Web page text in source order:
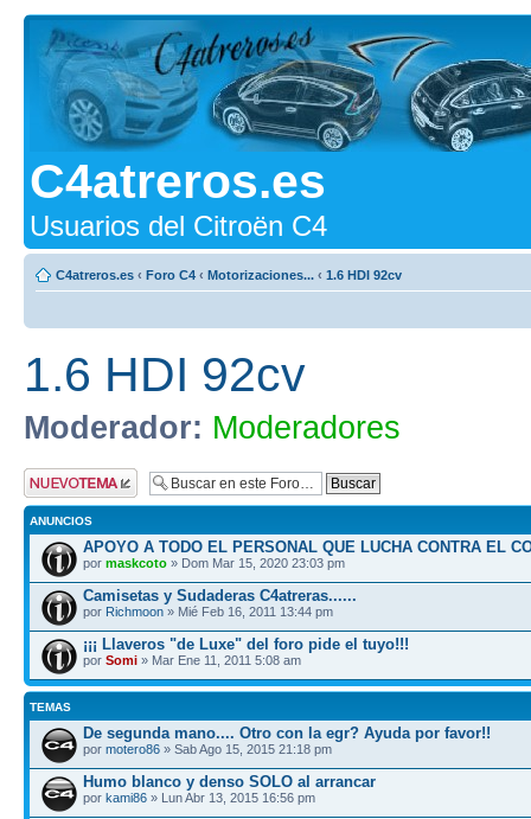
C4atreros.es
Usuarios del Citroën C4
C4atreros.es ‹ Foro C4 ‹ Motorizaciones... ‹ 1.6 HDI 92cv
1.6 HDI 92cv
Moderador: Moderadores
Publicar un nuevo
tema
ANUNCIOS
APOYO A TODO EL PERSONAL QUE LUCHA CONTRA EL
por maskcoto » Dom Mar 15, 2020 23:03 pm
Camisetas y Sudaderas C4atreras......
por Richmoon » Mié Feb 16, 2011 13:44 pm
¡¡¡ Llaveros "de Luxe" del foro pide el tuyo!!!
por Somi » Mar Ene 11, 2011 5:08 am
TEMAS
De segunda mano.... Otro con la egr? Ayuda por favor!!
por motero86 » Sab Ago 15, 2015 21:18 pm
Humo blanco y denso SOLO al arrancar
por kami86 » Lun Abr 13, 2015 16:56 pm